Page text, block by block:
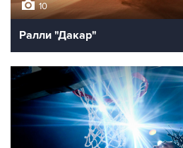
10
Ралли "Дакар"